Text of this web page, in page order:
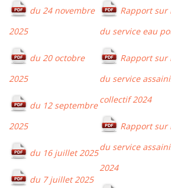
du 24 novembre
2025
du 20 octobre
2025
du 12 septembre
2025
du 16 juillet 2025
du 7 juillet 2025
Rapport
du service eau
Rapport
du service
collectif 2024
Rapport
du service
2024